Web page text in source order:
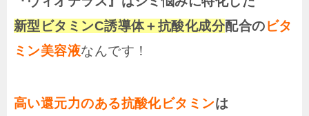
新型ビタミンC誘導体＋抗酸化成分配合の ビタ
ミン美容液なんです！
高い還元力のある抗酸化ビタミンは